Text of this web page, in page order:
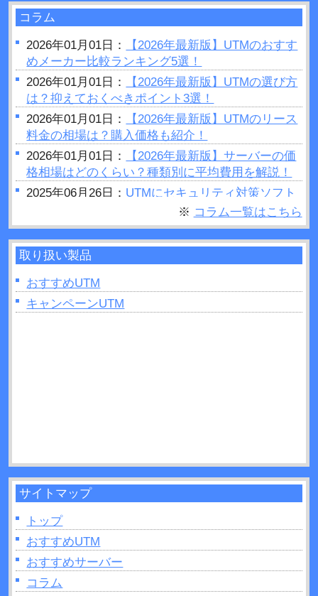
コラム
2026年01月01日：
【2026年最新版】UTMのおすす
めメーカー比較ランキング5選！
2026年01月01日：
【2026年最新版】UTMの選び方
は？抑えておくべきポイント3選！
2026年01月01日：
【2026年最新版】UTMのリース
料金の相場は？購入価格も紹介！
2026年01月01日：
【2026年最新版】サーバーの価
格相場はどのくらい？種類別に平均費用を解説！
2025年06月26日： UTMにセキュリティ対策ソフト
はいらない？結論：必要です
2025年06月25日：セキュリティホールとは？被害
事例や対策方法などについて解説！
2025年06月23日：UTMの設定手順は？変更方法や
費用・メンテナンスについて解説！
2025年06月11日：
※ コラム一覧はこちら
取り扱い製品
おすすめUTM
キャンペーンUTM
サイトマップ
トップ
おすすめUTM
おすすめサーバー
コラム